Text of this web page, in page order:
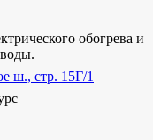
обогрева и
ш., стр. 15Г/1